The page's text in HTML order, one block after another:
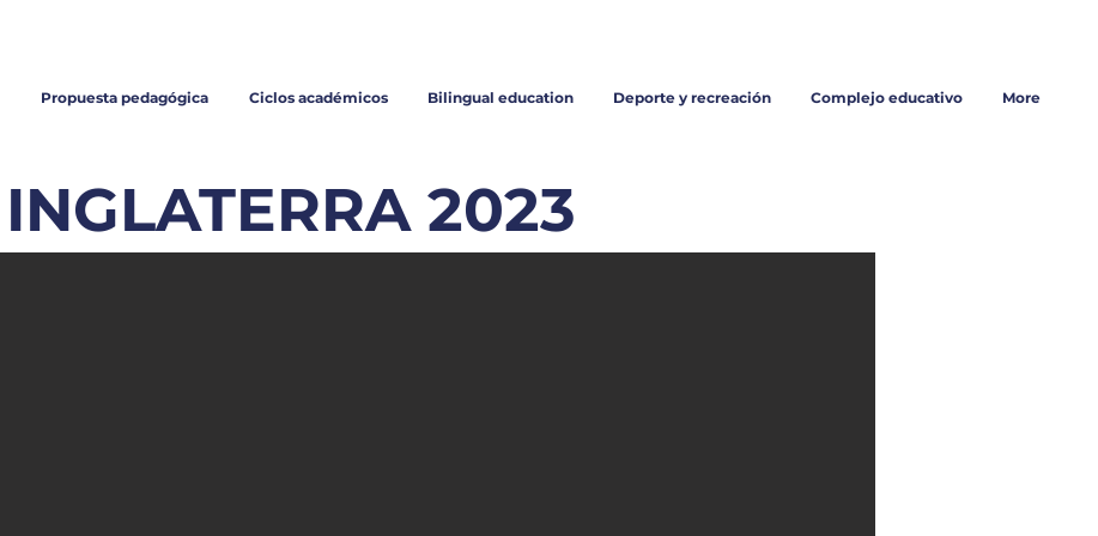
Propuesta pedagógica Ciclos académicos Bilingual education Deporte y recreación Complejo educativo More
INGLATERRA 2023